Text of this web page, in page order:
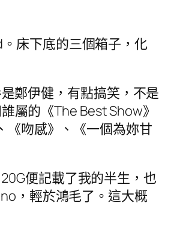
床下底的三個箱子，化
鄭伊健，有點搞笑，不是
屬的《The Best Show》
《吻感》、《一個為妳甘
便記載了我的半生，也
，輕於鴻毛了。這大概